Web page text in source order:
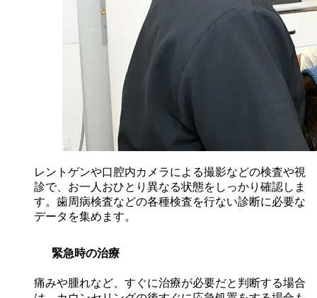
レントゲンや口腔内カメラによる撮影などの検査や視
診で、お一人おひとり異なる状態をしっかり確認しま
す。歯周病検査などの各種検査を行ない診断に必要な
データを集めます。
緊急時の治療
痛みや腫れなど、すぐに治療が必要だと判断する場合